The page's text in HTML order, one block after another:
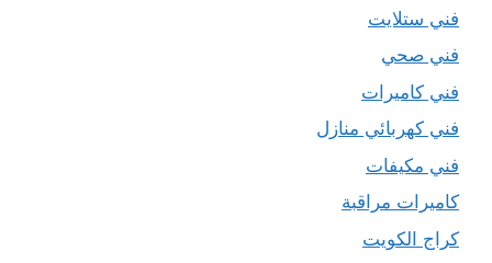
فني ستلايت
فني صحي
فني كاميرات
فني كهربائي منازل
فني مكيفات
كاميرات مراقبة
كراج الكويت